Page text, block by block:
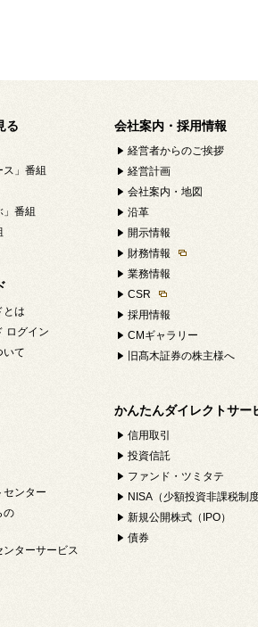
る
ス」番組
」番組
とは
ログイン
いて
センター
の
ターサービス
会社案内・採用情報
経営者からのご挨拶
経営計画
会社案内・地図
沿革
開示情報
財務情報
業務情報
CSR
採用情報
CMギャラリー
旧髙木証券の株主様へ
かんたんダイレクトサー
信用取引
投資信託
ファンド・ツミタテ
NISA（少額投資非課税制度
新規公開株式（IPO）
債券